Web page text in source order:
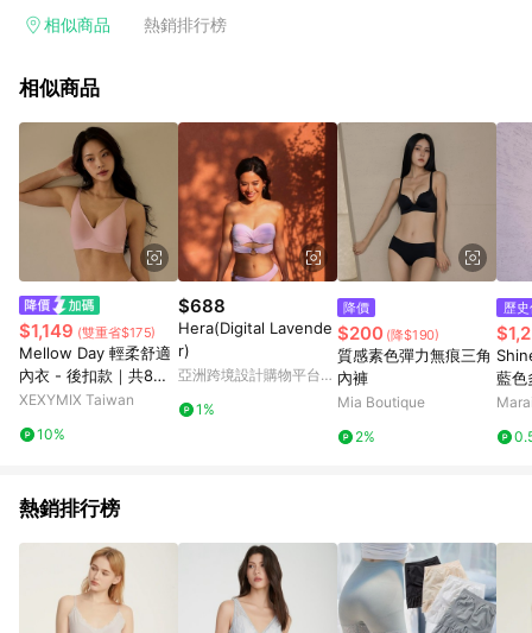
相似商品 熱銷排行榜
相似商品
$1,149 (雙重省$175)
Mellow Day 輕柔舒適
內衣 - 後扣款｜共8色
｜XFK5UB1501
XEXYMIX Taiwan
10%
$688
Hera(Digital Lavende
r)
亞洲跨境設計購物平台
1%
降價
$200 (降$190)
質感素色彈力無痕三角
內褲
Mia Boutique
2%
歷
藍色
褲-
熱銷排行榜